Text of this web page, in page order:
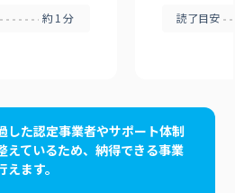
約1分 読了目安
した認定事業者やサポート体制
えているため、納得できる事業
ます。